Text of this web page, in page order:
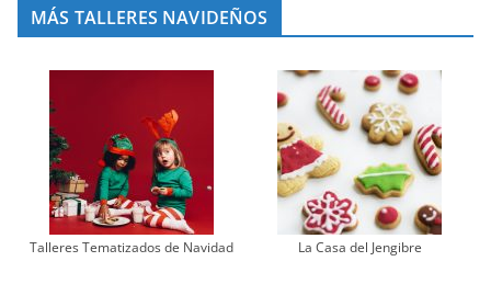
MÁS TALLERES NAVIDEÑOS
Talleres Tematizados de Navidad La Casa del Jengibre